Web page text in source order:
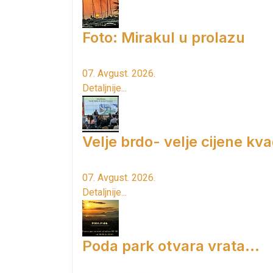
Foto: Mirakul u prolazu
07. Avgust. 2026.
Detaljnije...
Velje brdo- velje cijene
07. Avgust. 2026.
Detaljnije...
Poda park otvara vrata...